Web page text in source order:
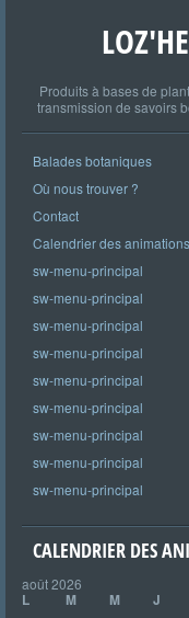
Produits à bases de
transmission de savoirs
Balades botaniques
Où nous trouver ?
Contact
Calendrier des animations
sw-menu-principal
sw-menu-principal
sw-menu-principal
sw-menu-principal
sw-menu-principal
sw-menu-principal
sw-menu-principal
sw-menu-principal
sw-menu-principal
CALENDRIER DES
août 2026
L M M J